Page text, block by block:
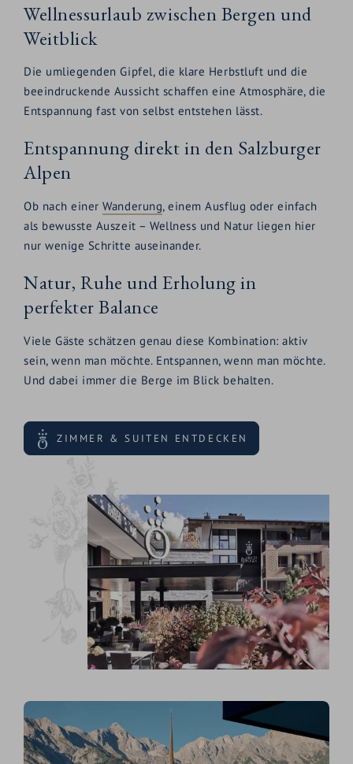
Wellnessurlaub zwischen Bergen und
Weitblick
Die umliegenden Gipfel, die klare Herbstluft und die
beeindruckende Aussicht schaffen eine Atmosphäre, die
Entspannung fast von selbst entstehen lässt.
Entspannung direkt in den Salzburger
Alpen
Ob nach einerWanderung, einem Ausflug oder einfach
als bewusste Auszeit – Wellness und Natur liegen hier
nur wenige Schritte auseinander.
Natur, Ruhe und Erholung in
perfekter Balance
Viele Gäste schätzen genau diese Kombination: aktiv
sein, wenn man möchte. Entspannen, wenn man möchte.
Und dabei immer die Berge im Blick behalten.
ZIMMER & SUITEN ENTDECKEN